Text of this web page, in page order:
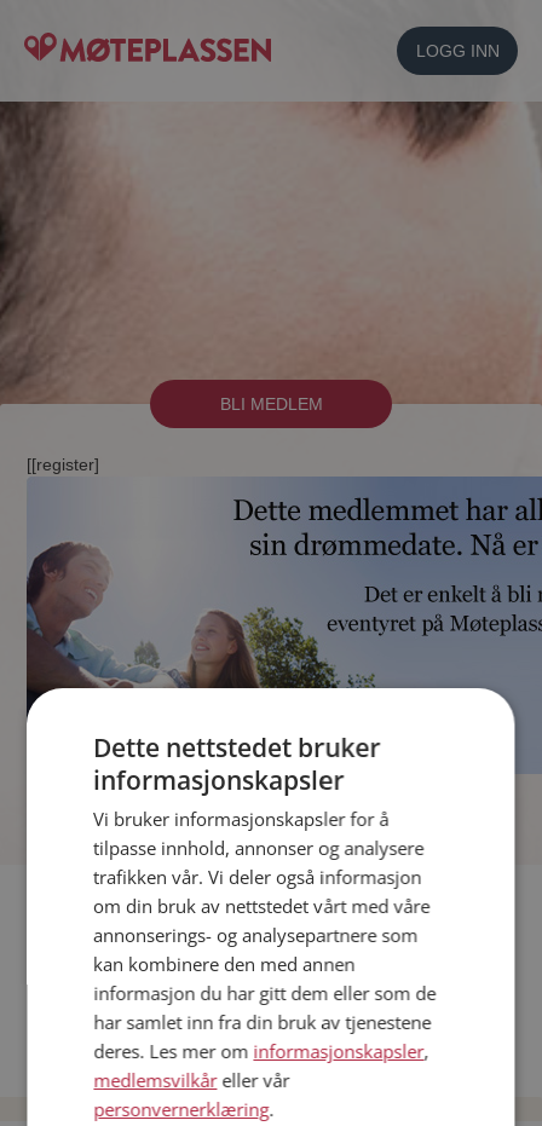
LOGG INN
BLI MEDLEM
[[register]
Fler single
Andre single fra Horten
Kvinner fra Horten
Date kvinner i Norge
Date menn i Norge
Dette nettstedet bruker
informasjonskapsler
Vi bruker informasjonskapsler for å
tilpasse innhold, annonser og analysere
trafikken vår. Vi deler også informasjon
om din bruk av nettstedet vårt med våre
annonserings- og analysepartnere som
kan kombinere den med annen
informasjon du har gitt dem eller som de
har samlet inn fra din bruk av tjenestene
deres. Les mer om informasjonskapsler,
medlemsvilkåreller vår
personvernerklæring.